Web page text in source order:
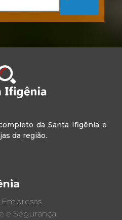
da Santa Ifigênia e
da região.
e Segurança